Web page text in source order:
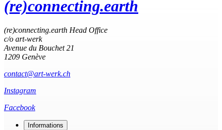
(re)connecting.earth
(re)connecting.earth Head Office
c/o art-werk
Avenue du Bouchet 21
1209 Genève
contact@art-werk.ch
Instagram
Facebook
Informations